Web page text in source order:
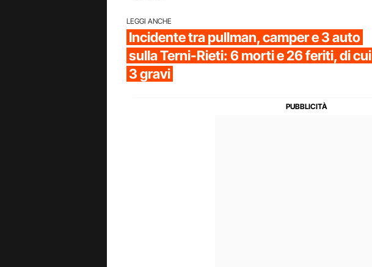
LEGGI ANCHE
Incidente tra pullman, camper e 3 auto
sulla Terni-Rieti: 6 morti e 26 feriti, di cui
3 gravi